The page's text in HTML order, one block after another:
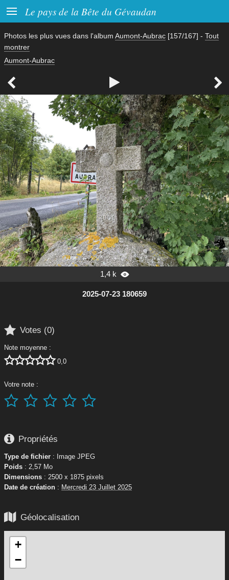
 Le pays de la Bête du Gévaudan
Photos les plus vues dans l'album Aumont-Aubrac [157/167] - Tout
montrer
Aumont-Aubrac
  
1,4 k 
2025-07-23 180659
 Votes (0)
Note moyenne :
 0,0
Votre note :
    
 Propriétés
Type de fichier : Image JPEG
Poids : 2,57 Mo
Dimensions : 2500 x 1875 pixels
Date de création : Mercredi 23 Juillet 2025
 Géolocalisation
+
−